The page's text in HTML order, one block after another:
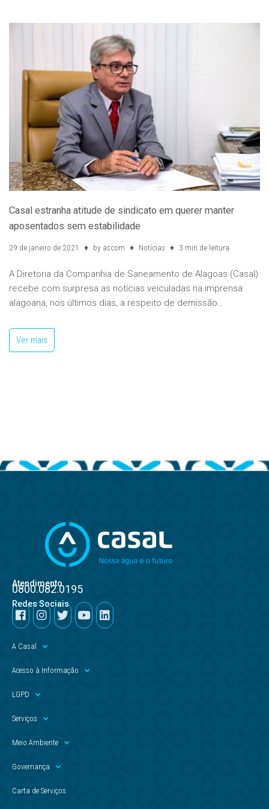
Casal estranha atitude de sindicato em querer manter
aposentados sem estabilidade
29 de janeiro de 2021 by ascom Notícias 3 min de leitura
A Diretoria da Companhia de Saneamento de Alagoas (Casal)
recebe com surpresa as notícias veiculadas na imprensa
alagoana, nos últimos dias, a respeito de demissão…
Ver mais
Atendimento
0800.082.0195
Redes Sociais
A Casal
Acesso à Informação
LGPD
Serviços
Meio Ambiente
Governança
Carta de Serviços